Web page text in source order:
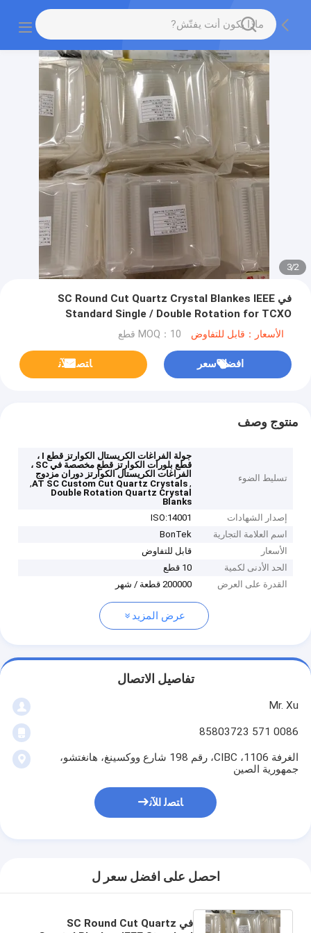
2
/
3
في SC Round Cut Quartz Crystal Blankes IEEE
Standard Single / Double Rotation for TCXO
الأسعار：قابل للتفاوض MOQ：10 قطع
افضل سعر ﺎﺘﺼﻟ ﺍﻶﻧ
منتوج وصف
تسليط الضوء
جولة الفراغات الكريستال الكوارتز قطع I ،
قطع بلورات الكوارتز قطع مخصصة في SC ،
الفراغات الكريستال الكوارتز دوران مزدوج
,
AT SC Custom Cut Quartz Crystals
,
Double Rotation Quartz Crystal
Blanks
إصدار الشهادات
ISO:14001
اسم العلامة التجارية
BonTek
الأسعار
قابل للتفاوض
الحد الأدنى لكمية
10 قطع
القدرة على العرض
200000 قطعة / شهر
عرض المزيد
تفاصيل الاتصال
Mr. Xu
0086 571 85803723
الغرفة 1106، CIBC، رقم 198 شارع ووكسينغ، هانغتشو،
جمهورية الصين
ﺎﺘﺼﻟ ﺍﻶﻧ
احصل على افضل سعر ل
في SC Round Cut Quartz